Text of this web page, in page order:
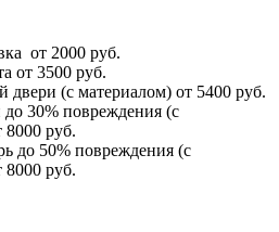
от 2000 руб.
от 3500 руб.
двери (с материалом) от 5400 руб.
до 30% повреждения (с
8000 руб.
до 50% повреждения (с
8000 руб.